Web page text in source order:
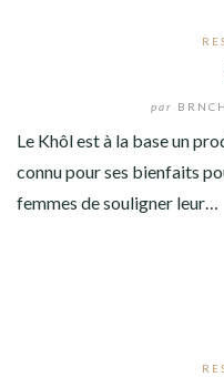
par
Le Khôl est à la base un
connu pour ses bienfaits
femmes de souligner leur…